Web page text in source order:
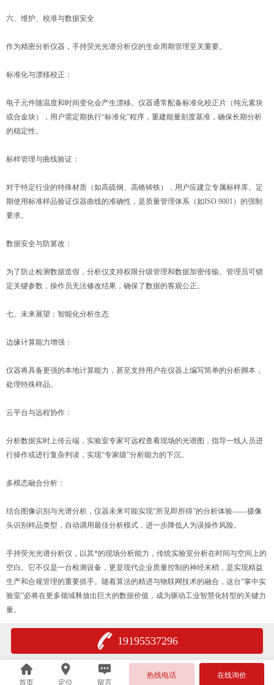
六、维护、校准与数据安全
作为精密分析仪器，手持荧光光谱分析仪的生命周期管理至关重要。
标准化与漂移校正：
电子元件随温度和时间变化会产生漂移。仪器通常配备标准化校正片（纯元素块
或合金块），用户需定期执行“标准化”程序，重建能量刻度基准，确保长期分析
的稳定性。
标样管理与曲线验证：
对于特定行业的特殊材质（如高硫钢、高铬铸铁），用户应建立专属标样库。定
期使用标准样品验证仪器曲线的准确性，是质量管理体系（如ISO 9001）的强制
要求。
数据安全与防篡改：
为了防止检测数据造假，分析仪支持权限分级管理和数据加密传输。管理员可锁
定关键参数，操作员无法修改结果，确保了数据的客观公正。
七、未来展望：智能化分析生态
边缘计算能力增强：
仪器将具备更强的本地计算能力，甚至支持用户在仪器上编写简单的分析脚本，
处理特殊样品。
云平台与远程协作：
分析数据实时上传云端，实验室专家可远程查看现场的光谱图，指导一线人员进
行操作或进行复杂判读，实现“专家级”分析能力的下沉。
多模态融合分析：
结合图像识别与光谱分析，仪器未来可能实现“所见即所得”的分析体验——摄像
头识别样品类型，自动调用最佳分析模式，进一步降低人为误操作风险。
手持荧光光谱分析仪，以其*的现场分析能力，传统实验室分析在时间与空间上的
空白。它不仅是一台检测设备，更是现代企业质量控制的神经末梢，是实现精益
生产和合规管理的重要抓手。随着算法的精进与物联网技术的融合，这台“掌中实
验室”必将在更多领域释放出巨大的数据价值，成为驱动工业智慧化转型的关键力
量。
19195537296
首页 定位 留言
热线电话 在线询价